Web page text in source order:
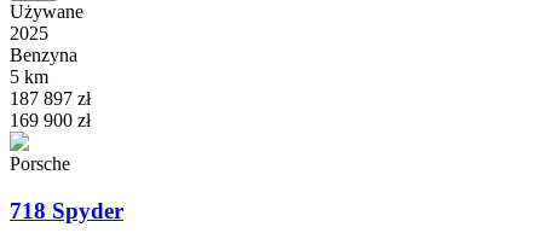
Używane
2025
Benzyna
5 km
187 897 zł
169 900 zł
Porsche
718 Spyder